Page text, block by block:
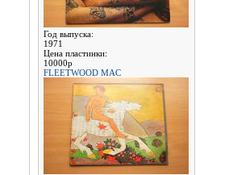
Год выпуска:
1971
Цена пластинки:
10000р
FLEETWOOD MAC